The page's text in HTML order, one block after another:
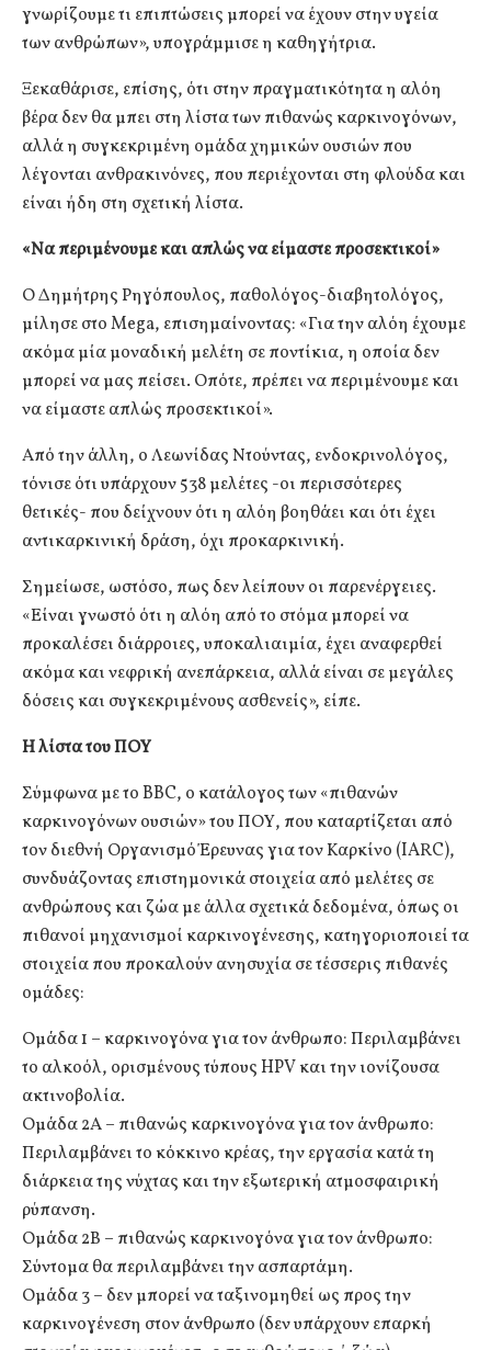
γνωρίζουμε τι επιπτώσεις μπορεί να έχουν στην υγεία
των ανθρώπων», υπογράμμισε η καθηγήτρια.
Ξεκαθάρισε, επίσης, ότι στην πραγματικότητα η αλόη
βέρα δεν θα μπει στη λίστα των πιθανώς καρκινογόνων,
αλλά η συγκεκριμένη ομάδα χημικών ουσιών που
λέγονται ανθρακινόνες, που περιέχονται στη φλούδα και
είναι ήδη στη σχετική λίστα.
«Να περιμένουμε και απλώς να είμαστε προσεκτικοί»
Ο Δημήτρης Ρηγόπουλος, παθολόγος-διαβητολόγος,
μίλησε στο Mega, επισημαίνοντας: «Για την αλόη έχουμε
ακόμα μία μοναδική μελέτη σε ποντίκια, η οποία δεν
μπορεί να μας πείσει. Οπότε, πρέπει να περιμένουμε και
να είμαστε απλώς προσεκτικοί».
Από την άλλη, ο Λεωνίδας Ντούντας, ενδοκρινολόγος,
τόνισε ότι υπάρχουν 538 μελέτες -οι περισσότερες
θετικές- που δείχνουν ότι η αλόη βοηθάει και ότι έχει
αντικαρκινική δράση, όχι προκαρκινική.
Σημείωσε, ωστόσο, πως δεν λείπουν οι παρενέργειες.
«Είναι γνωστό ότι η αλόη από το στόμα μπορεί να
προκαλέσει διάρροιες, υποκαλιαιμία, έχει αναφερθεί
ακόμα και νεφρική ανεπάρκεια, αλλά είναι σε μεγάλες
δόσεις και συγκεκριμένους ασθενείς», είπε.
Η λίστα του ΠΟΥ
Σύμφωνα με το BBC, ο κατάλογος των «πιθανών
καρκινογόνων ουσιών» του ΠΟΥ, που καταρτίζεται από
τον διεθνή Οργανισμό Έρευνας για τον Καρκίνο (IARC),
συνδυάζοντας επιστημονικά στοιχεία από μελέτες σε
ανθρώπους και ζώα με άλλα σχετικά δεδομένα, όπως οι
πιθανοί μηχανισμοί καρκινογένεσης, κατηγοριοποιεί τα
στοιχεία που προκαλούν ανησυχία σε τέσσερις πιθανές
ομάδες:
Ομάδα 1 – καρκινογόνα για τον άνθρωπο: Περιλαμβάνει
το αλκοόλ, ορισμένους τύπους HPV και την ιονίζουσα
ακτινοβολία.
Ομάδα 2Α – πιθανώς καρκινογόνα για τον άνθρωπο:
Περιλαμβάνει το κόκκινο κρέας, την εργασία κατά τη
διάρκεια της νύχτας και την εξωτερική ατμοσφαιρική
ρύπανση.
Ομάδα 2Β – πιθανώς καρκινογόνα για τον άνθρωπο:
Σύντομα θα περιλαμβάνει την ασπαρτάμη.
Ομάδα 3 – δεν μπορεί να ταξινομηθεί ως προς την
καρκινογένεση στον άνθρωπο (δεν υπάρχουν επαρκή